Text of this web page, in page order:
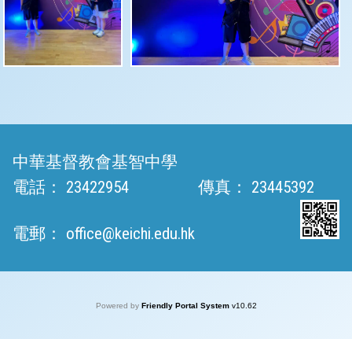
中華基督教會基智中學
電話：
23422954 傳真： 23445392
電郵： office@keichi.edu.hk
Powered by Friendly Portal System v10.62